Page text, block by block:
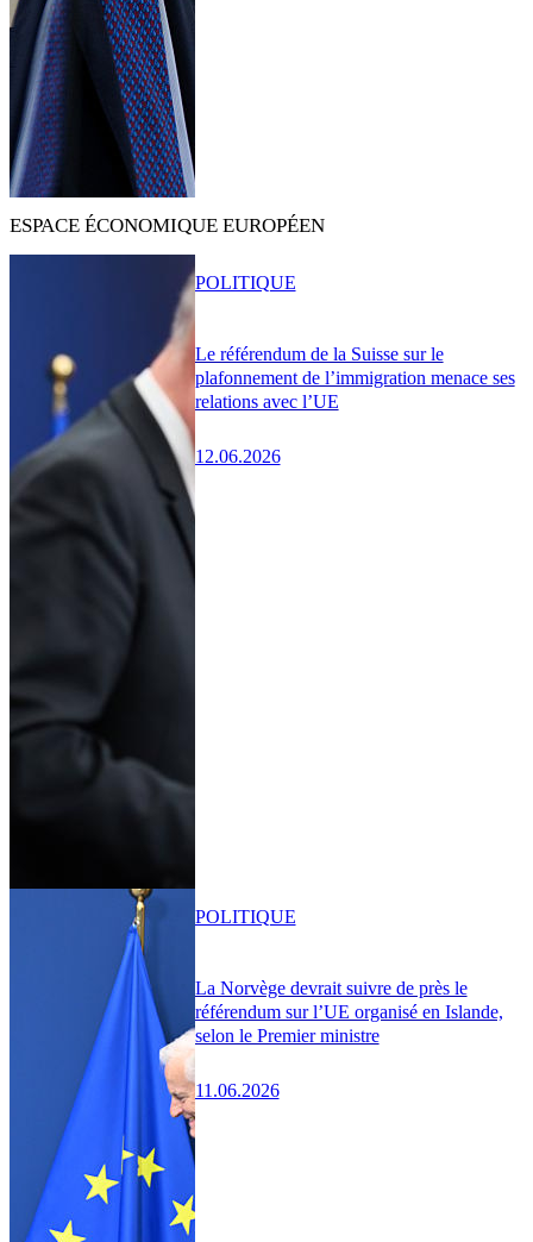
ESPACE ÉCONOMIQUE EUROPÉEN
Le référendum de la Suisse sur le
plafonnement de l’immigration menace ses
relations avec l’UE
12.06.2026
POLITIQUE
La Norvège devrait suivre de près le
référendum sur l’UE organisé en Islande,
selon le Premier ministre
11.06.2026
POLITIQUE